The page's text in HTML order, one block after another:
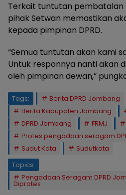
Terkait tuntutan pembatalan
pihak Setwan memastikan
kepada pimpinan DPRD.
“Semua tuntutan akan kami
Untuk responnya nanti akan
oleh pimpinan dewan,”
Tags:
Berita DPRD Jombang
Berita Kabupaten Jombang
DPRD Jombang
FRMJ
Protes pengadaan seragam
Sudut Kota
Sudutkota
Topics:
Pengadaan Seragam DPRD
Diprotes